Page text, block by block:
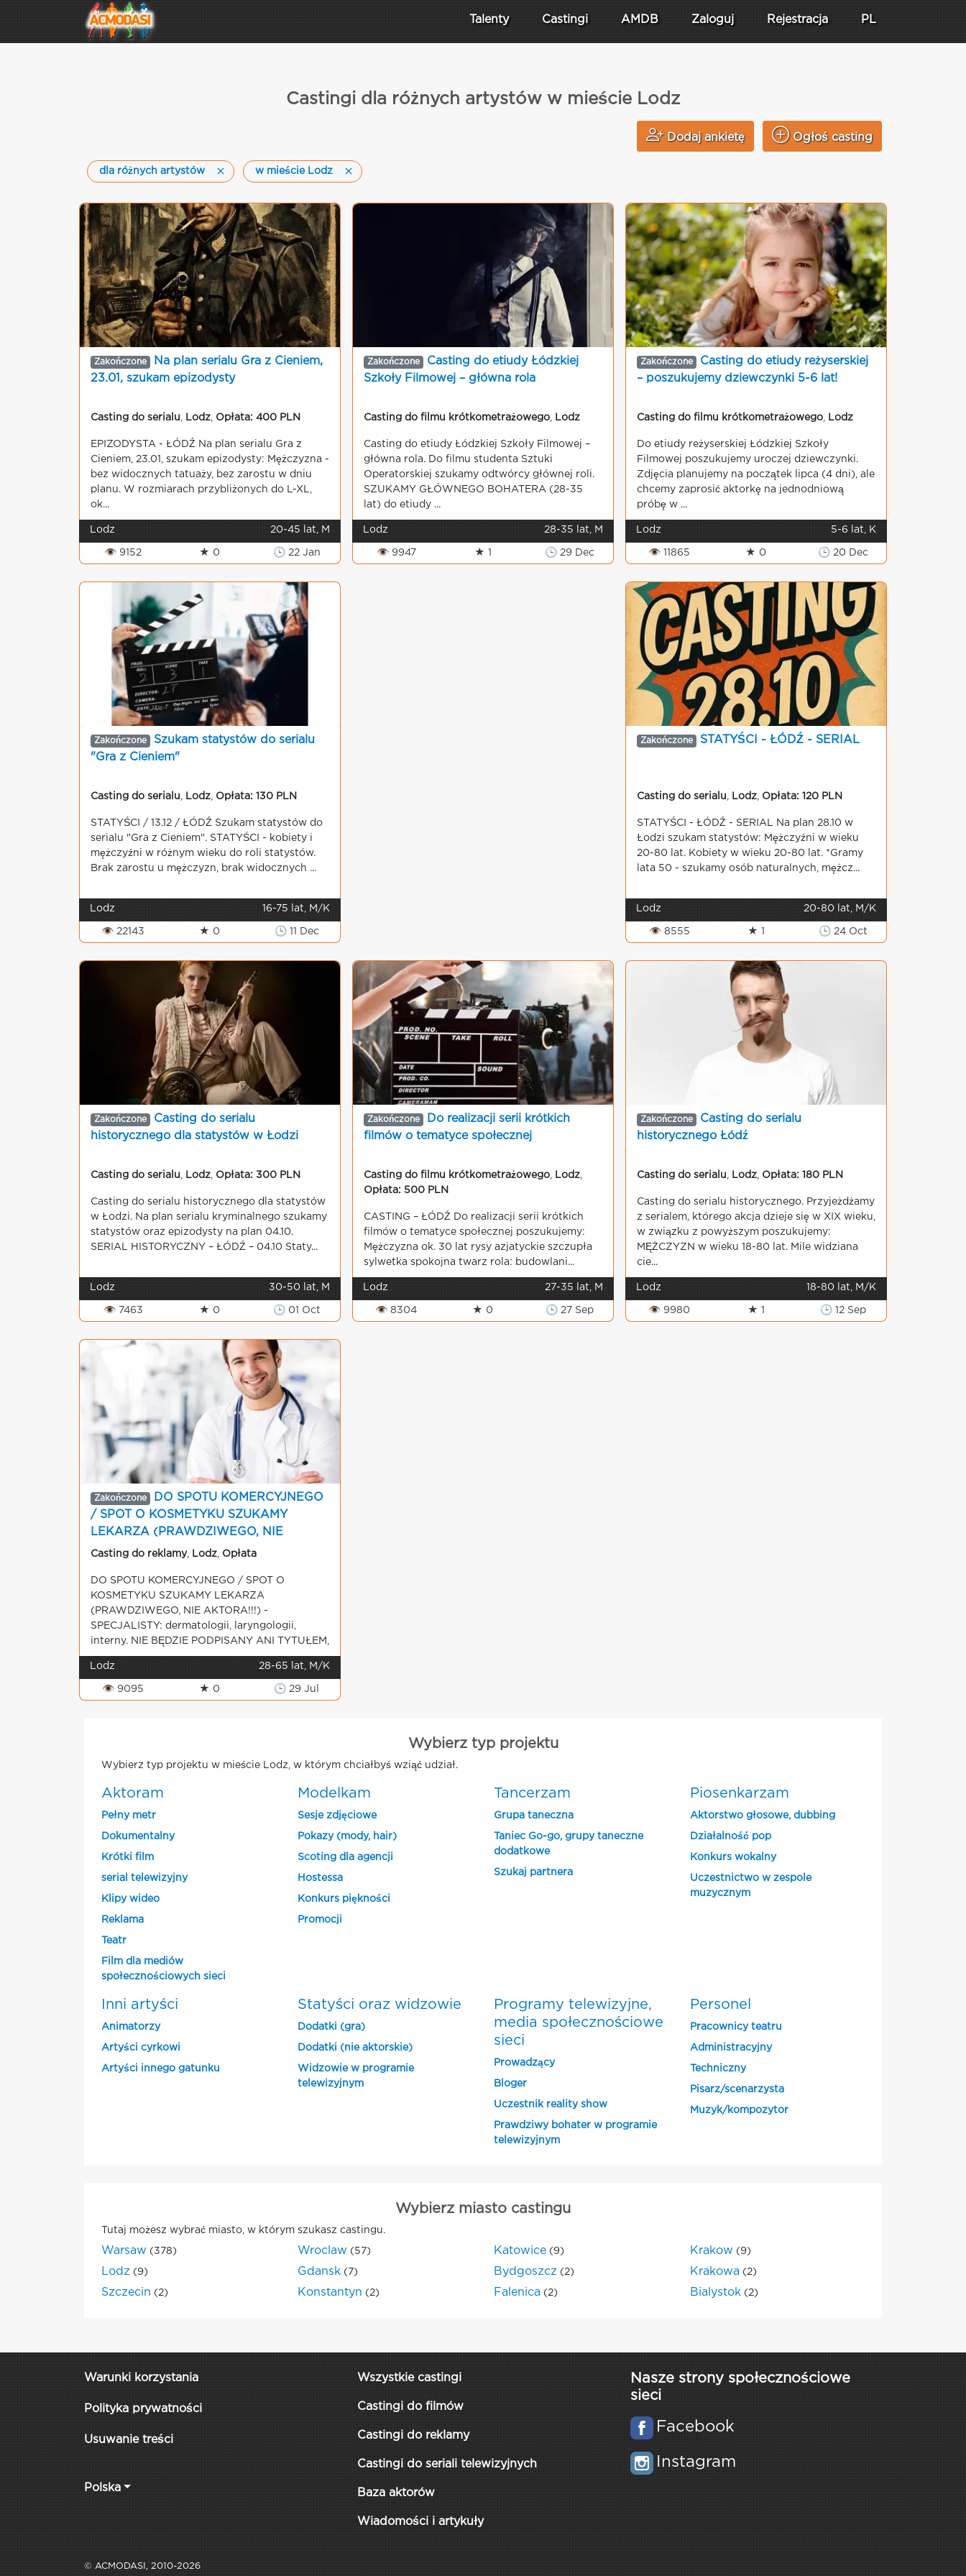
Talenty Castingi AMDB Zaloguj Rejestracja PL
Castingi dla różnych artystów w mieście Lodz
Dodaj ankietę Ogłoś casting
dla różnych artystów w mieście Lodz
Zakończone
Na plan serialu Gra z Cieniem,
23.01, szukam epizodysty
Casting do serialu Lodz Opłata: 400 PLN
EPIZODYSTA - ŁÓDŹ Na plan serialu Gra z
Cieniem, 23.01, szukam epizodysty: Mężczyzna -
bez widocznych tatuaży, bez zarostu w dniu
planu. W rozmiarach przybliżonych do L-XL,
ok...
Lodz 20-45 lat, M
👁 9152 ★ 0 🕒 22 Jan
Zakończone
Casting do etiudy Łódzkiej
Szkoły Filmowej – główna rola
Casting do filmu krótkometrażowego Lodz
Casting do etiudy Łódzkiej Szkoły Filmowej –
główna rola. Do filmu studenta Sztuki
Operatorskiej szukamy odtwórcy głównej roli.
SZUKAMY GŁÓWNEGO BOHATERA (28-35
lat) do etiudy ...
Lodz 28-35 lat, M
👁 9947 ★ 1 🕒 29 Dec
Zakończone
Casting do etiudy reżyserskiej
– poszukujemy dziewczynki 5-6 lat!
Casting do filmu krótkometrażowego Lodz
Do etiudy reżyserskiej Łódzkiej Szkoły
Filmowej poszukujemy uroczej dziewczynki.
Zdjęcia planujemy na początek lipca (4 dni), ale
chcemy zaprosić aktorkę na jednodniową
próbę w ...
Lodz 5-6 lat, K
👁 11865 ★ 0 🕒 20 Dec
Zakończone
Szukam statystów do serialu
"Gra z Cieniem"
Casting do serialu Lodz Opłata: 130 PLN
STATYŚCI / 13.12 / ŁÓDŹ Szukam statystów do
serialu "Gra z Cieniem". STATYŚCI - kobiety i
mężczyźni w różnym wieku do roli statystów.
Brak zarostu u mężczyzn, brak widocznych ...
Lodz 16-75 lat, M/K
👁 22143 ★ 0 🕒 11 Dec
Zakończone STATYŚCI - ŁÓDŹ - SERIAL
Casting do serialu Lodz Opłata: 120 PLN
STATYŚCI - ŁÓDŹ - SERIAL Na plan 28.10 w
Łodzi szukam statystów: Mężczyźni w wieku
20-80 lat. Kobiety w wieku 20-80 lat. *Gramy
lata 50 - szukamy osób naturalnych, mężcz...
Lodz 20-80 lat, M/K
👁 8555 ★ 1 🕒 24 Oct
Zakończone
Casting do serialu
historycznego dla statystów w Łodzi
Casting do serialu Lodz Opłata: 300 PLN
Casting do serialu historycznego dla statystów
w Łodzi. Na plan serialu kryminalnego szukamy
statystów oraz epizodysty na plan 04.10.
SERIAL HISTORYCZNY – ŁÓDŹ – 04.10 Staty...
Lodz 30-50 lat, M
👁 7463 ★ 0 🕒 01 Oct
Zakończone
Do realizacji serii krótkich
filmów o tematyce społecznej
Casting do filmu krótkometrażowego Lodz
Opłata: 500 PLN
CASTING – ŁÓDŹ Do realizacji serii krótkich
filmów o tematyce społecznej poszukujemy:
Mężczyzna ok. 30 lat rysy azjatyckie szczupła
sylwetka spokojna twarz rola: budowlani...
Lodz 27-35 lat, M
👁 8304 ★ 0 🕒 27 Sep
Zakończone
Casting do serialu
historycznego Łódź
Casting do serialu Lodz Opłata: 180 PLN
Casting do serialu historycznego. Przyjeżdżamy
z serialem, którego akcja dzieje się w XIX wieku,
w związku z powyższym poszukujemy:
MĘŻCZYZN w wieku 18-80 lat. Mile widziana
cie...
Lodz 18-80 lat, M/K
👁 9980 ★ 1 🕒 12 Sep
Zakończone
DO SPOTU KOMERCYJNEGO
/ SPOT O KOSMETYKU SZUKAMY
LEKARZA (PRAWDZIWEGO, NIE
AKTORA!!!)
Casting do reklamy, Lodz Opłata
DO SPOTU KOMERCYJNEGO / SPOT O
KOSMETYKU SZUKAMY LEKARZA
(PRAWDZIWEGO, NIE AKTORA!!!) -
SPECJALISTY: dermatologii, laryngologii,
interny. NIE BĘDZIE PODPISANY ANI TYTUŁEM,
...
Lodz
28-65 lat, M/K
👁 9095 ★ 0 🕒 29 Jul
Wybierz typ projektu
Wybierz typ projektu w mieście Lodz, w którym chciałbyś wziąć udział.
Aktoram
Pełny metr
Dokumentalny
Krótki film
serial telewizyjny
Klipy wideo
Reklama
Teatr
Film dla mediów
społecznościowych sieci
Modelkam
Sesje zdjęciowe
Pokazy (mody, hair)
Scoting dla agencji
Hostessa
Konkurs piękności
Promocji
Tancerzam
Grupa taneczna
Taniec Go-go, grupy taneczne
dodatkowe
Szukaj partnera
Piosenkarzam
Aktorstwo głosowe, dubbing
Działalność pop
Konkurs wokalny
Uczestnictwo w zespole
muzycznym
Inni artyści
Animatorzy
Artyści cyrkowi
Artyści innego gatunku
Statyści oraz widzowie
Dodatki (gra)
Dodatki (nie aktorskie)
Widzowie w programie
telewizyjnym
Programy telewizyjne,
media społecznościowe
sieci
Prowadzący
Bloger
Uczestnik reality show
Prawdziwy bohater w programie
telewizyjnym
Personel
Pracownicy teatru
Administracyjny
Techniczny
Pisarz/scenarzysta
Muzyk/kompozytor
Wybierz miasto castingu
Tutaj możesz wybrać miasto, w którym szukasz castingu.
Warsaw (378) Wroclaw (57) Katowice (9) Krakow (9)
Lodz (9) Gdansk (7) Bydgoszcz (2) Krakowa (2)
Szczecin (2) Konstantyn (2) Falenica (2) Bialystok (2)
Warunki korzystania
Polityka prywatności
Usuwanie treści
Polska
Wszystkie castingi
Castingi do filmów
Castingi do reklamy
Castingi do seriali telewizyjnych
Baza aktorów
Wiadomości i artykuły
Nasze strony społecznościowe
sieci
Facebook
Instagram
© ACMODASI, 2010-2026